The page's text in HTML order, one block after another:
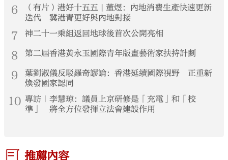
6
（有片）港好十五五 | 董煜：內地消費生產快速更新
迭代 冀港青更好與內地對接
7 神二十一乘組返回地球後首次公開亮相
8 第二屆香港黃永玉國際青年版畫藝術家扶持計劃
9
葉劉淑儀反駁羅奇謬論：香港延續國際視野 正重新
煥發國家認同
10 專訪｜李慧琼：議員上京研修是「充電」和「校
準」 將全方位發揮立法會建設作用
推薦內容